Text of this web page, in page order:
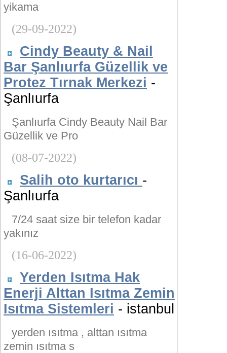
yikama
(29-09-2022)
Cindy Beauty & Nail
Bar Şanlıurfa Güzellik ve
Protez Tırnak Merkezi -
Şanlıurfa
Şanlıurfa Cindy Beauty Nail Bar
Güzellik ve Pro
(08-07-2022)
Salih oto kurtarıcı -
Şanlıurfa
7/24 saat size bir telefon kadar
yakınız
(16-06-2022)
Yerden Isıtma Hak
Enerji Alttan Isıtma Zemin
Isıtma Sistemleri - istanbul
yerden ısıtma , alttan ısıtma
zemin ısıtma s